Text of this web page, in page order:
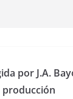
por J.A.
producción